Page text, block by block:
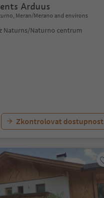
Arduus
Meran/Merano and environs
Naturns/Naturno centrum
Zkontrolovat dostupnost